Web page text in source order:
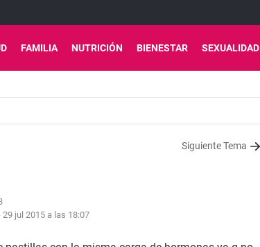
FAMILIA NUTRICIÓN BIENESTAR SEXUALIDAD
Siguiente Tema
29 jul 2015 a las 18:07